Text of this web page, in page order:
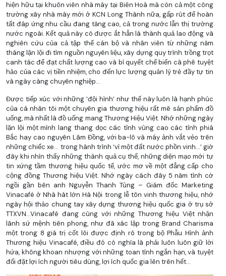
hiện hữu tại khuôn viên nhà máy tại Biên Hoà mà còn cả một công
trường xây nhà máy mới ở KCN Long Thành nữa, gấp rút để hoàn
tất đáp ứng nhu cầu đang tăng cao, cả trong nước lẫn thị trường
nước ngoài. Kết quả này có được ắt hẳn là thành quả lao động và
nghiên cứu của cả tập thể cán bộ và nhân viên từ những năm
tháng lặn lội đi tìm nguồn nguyên liệu, xây dựng quy trình trồng trọt
canh tác để đạt chất lượng cao và bí quyết chế biến cà phê tuyệt
hảo của các vị tiền nhiệm, cho đến lực lượng quản lý trẻ đầy tự tin
và ngày càng chuyên nghiệp…
Được tiếp xúc với những ‘đội hình’ như thế này luôn là hạnh phúc
của cá nhân tôi một chuyên gia thương hiệu rất mê sản phẩm đồ
uống, mà nhất là đồ uống mang Thương Hiệu Việt. Nhớ những ngày
lặn lội một mình lang thang dọc các tỉnh vùng cao các tỉnh phiá
Bắc hay cao nguyên Lâm Đồng, với ba-lô và máy ảnh vắt vẻo trên
những chiếc xe… trong hành trình ‘vì một đất nước phồn vinh…’ giờ
đây khi nhìn thấy những thành quả cụ thể, những diện mạo mới tự
tin xứng tầm thương hiệu quốc tế, ước mơ về một đẳng cấp cho
cộng đồng Thương hiệu Việt. Nhớ ngày cách đây 5 năm tình cờ
ngồi gần bên anh Nguyễn Thanh Tùng – Giám đốc Marketing
Vinacafé ở Nhà hát lớn Hà Nội trong lễ tôn vinh thương hiệu, nhớ
ngày hội thảo chung tay xây dựng thương hiệu quốc gia ở trụ sở
TTXVN…Vinacafé đang cùng với những Thương hiệu Việt nhận
lãnh sứ mệnh tiên phong, như đã xác lập trong Brand Charisma
một trong 8 giá trị cốt lõi được định rõ trong bộ Phẫu Hình ảnh
Thương hiệu Vinacafé, điều đó có nghĩa là phải luôn luôn giữ lời
hứa, không khoan nhượng với những toan tính ngắn hạn, và tuyệt
đối đặt lợi ích người tiêu dùng, lợi ích quốc gia lên trên hết…